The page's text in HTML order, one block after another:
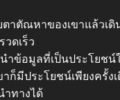
ตาตัณหาของเขาแล้วเ
ดเร็ว
าข้อมูลที่เป็นประโยชน์
ก็มีประโยชน์เพียงครั้งเ
าทางได้